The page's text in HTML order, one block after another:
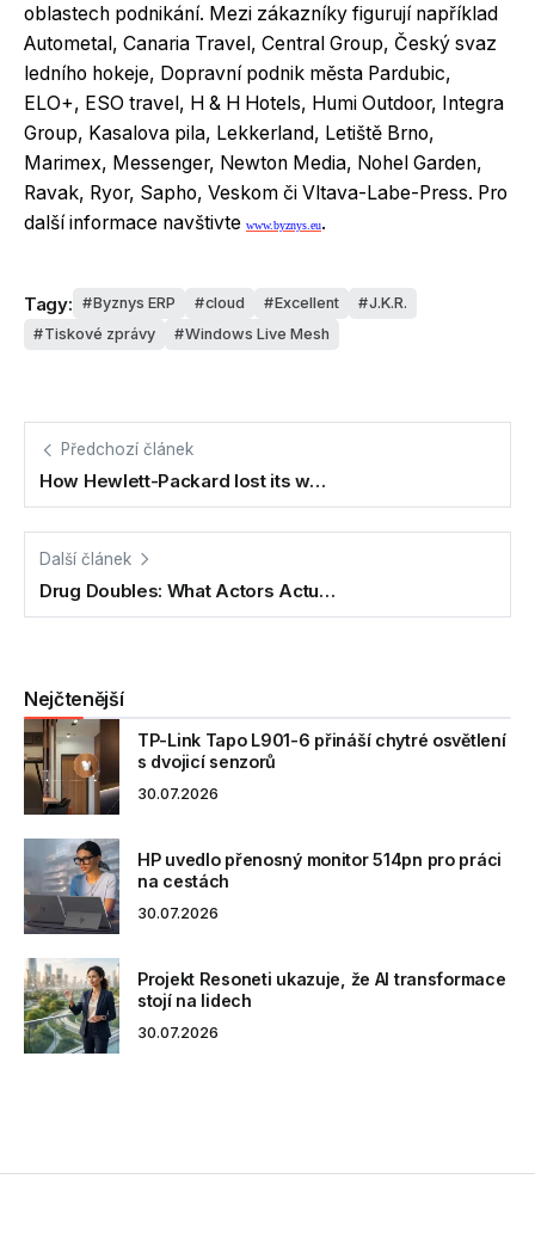
oblastech podnikání. Mezi zákazníky figurují například
Autometal, Canaria Travel, Central Group, Český svaz
ledního hokeje, Dopravní podnik města Pardubic,
ELO+, ESO travel, H & H Hotels, Humi Outdoor, Integra
Group, Kasalova pila, Lekkerland, Letiště Brno,
Marimex, Messenger, Newton Media, Nohel Garden,
Ravak, Ryor, Sapho, Veskom či Vltava-Labe-Press. Pro
další informace navštivte www.byznys.eu.
Tagy: Byznys ERP cloud Excellent
J.K.R.
Tiskové zprávy
Windows Live Mesh
Předchozí článek
How Hewlett-Packard lost its w…
Další článek
Drug Doubles: What Actors Actu…
Nejčtenější
TP-Link Tapo L901-6 přináší chytré osvětlení
s dvojicí senzorů
30.07.2026
HP uvedlo přenosný monitor 514pn pro práci
na cestách
30.07.2026
Projekt Resoneti ukazuje, že AI transformace
stojí na lidech
30.07.2026